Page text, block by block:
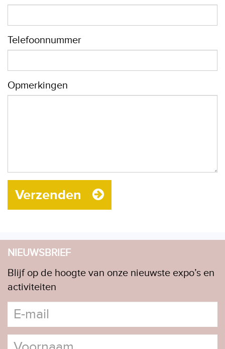
Telefoonnummer
Opmerkingen
Verzenden
NIEUWSBRIEF
Blijf op de hoogte van onze nieuwste expo’s en
activiteiten